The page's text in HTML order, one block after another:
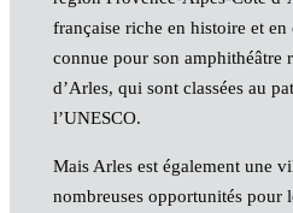
française riche en histoire et
connue pour son amphithéâtre
d’Arles, qui sont classées au
l’UNESCO.
Mais Arles est également une
nombreuses opportunités pour